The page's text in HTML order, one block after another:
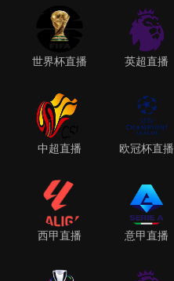
世界杯直播 英超直播
中超直播 欧冠杯直播
西甲直播 意甲直播